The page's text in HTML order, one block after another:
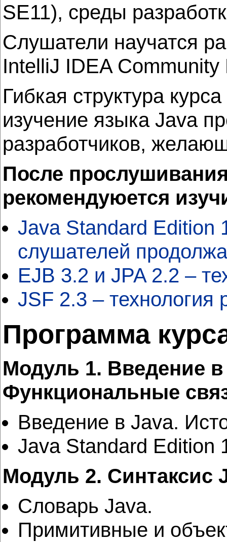
SE11), среды
Слушатели научатся
IntelliJ IDEA
Гибкая структура
изучение языка Java
разработчиков,
После
рекомендуюется
Java Standard Edition
слушателей
EJB 3.2 и JPA 2.2 –
JSF 2.3 – технология
Программа
Модуль 1. Введение
Функциональные
Введение в Java.
Java Standard Edition
Модуль 2. Синтаксис
Словарь Java.
Примитивные и